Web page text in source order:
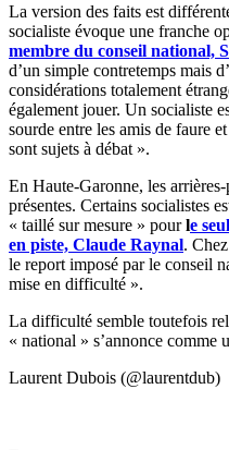
La version des faits est
socialiste évoque une franche
membre du conseil national,
d’un simple contretemps mais
considérations totalement
également jouer. Un socialiste
sourde entre les amis de faure
sont sujets à débat ».
En Haute-Garonne, les
présentes. Certains socialistes
« taillé sur mesure » pourle
en piste, Claude Raynal.
le report imposé par le conseil
mise en difficulté ».
La difficulté semble toutefois
« national » s’annonce comme
Laurent Dubois (@laurentdub)